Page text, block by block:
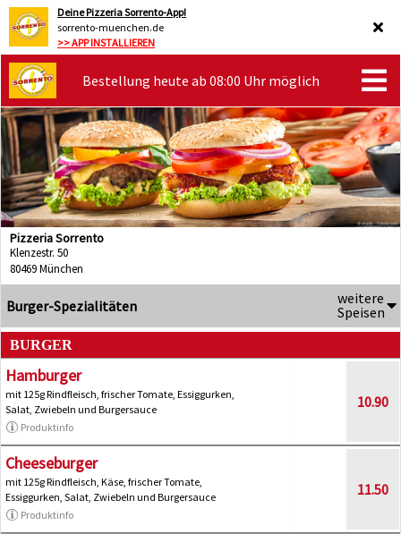
Deine Pizzeria Sorrento-App!
sorrento-muenchen.de
>> APP INSTALLIEREN
Bestellung heute ab 08:00 Uhr möglich
Pizzeria Sorrento
Klenzestr. 50
80469 München
Burger-Spezialitäten
weitere
Speisen
BURGER
Hamburger
mit 125g Rindfleisch, frischer Tomate, Essiggurken,
Salat, Zwiebeln und Burgersauce
Produktinfo
10.90
Cheeseburger
mit 125g Rindfleisch, Käse, frischer Tomate,
Essiggurken, Salat, Zwiebeln und Burgersauce
Produktinfo
11.50